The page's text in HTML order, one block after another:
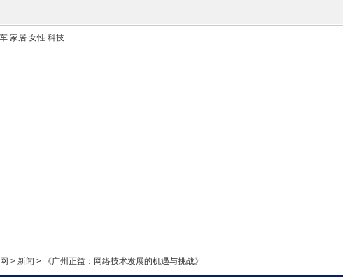
家居 女性 科技
> 新闻 > 《广州正益：网络技术发展的机遇与挑战》